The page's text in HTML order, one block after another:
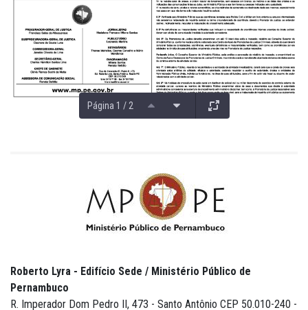
Página 1 / 2
Roberto Lyra - Edifício Sede / Ministério Público de
Pernambuco
R. Imperador Dom Pedro II, 473 - Santo Antônio CEP 50.010-240 -